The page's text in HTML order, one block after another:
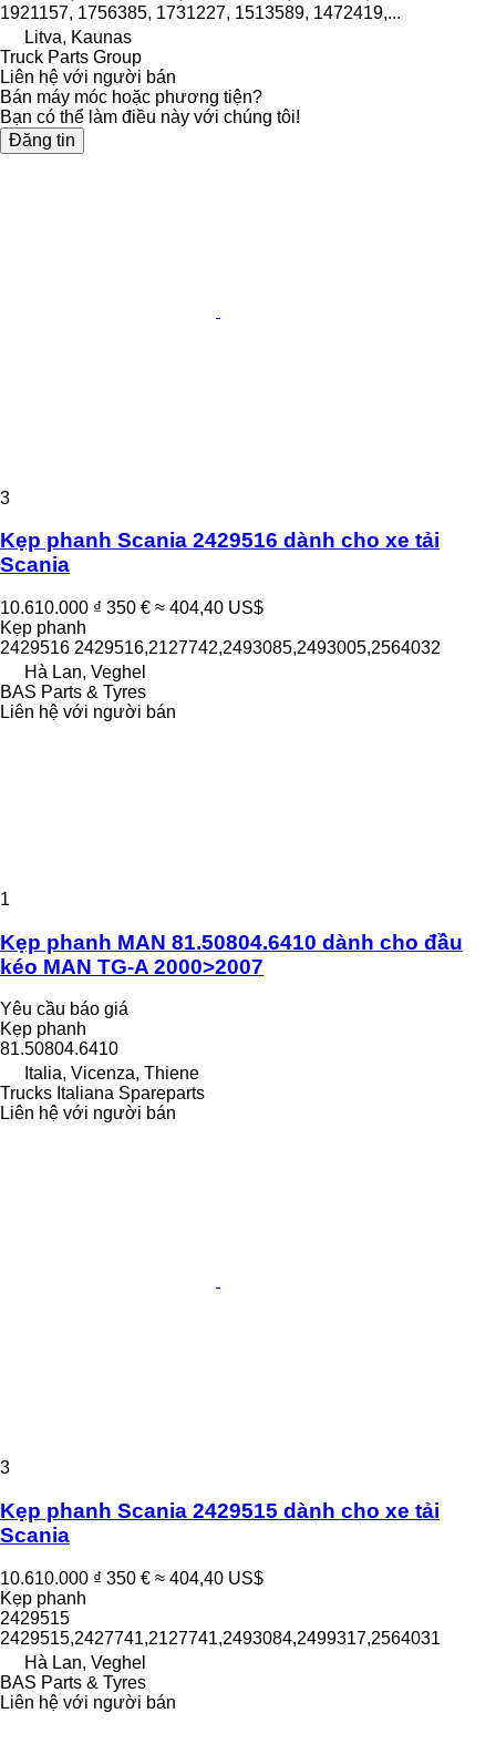
1921157, 1756385, 1731227, 1513589, 1472419,...
Litva, Kaunas
Truck Parts Group
Liên hệ với người bán
Bán máy móc hoặc phương tiện?
Bạn có thể làm điều này với chúng tôi!
Đăng tin
3
Kẹp phanh Scania 2429516 dành cho xe tải
Scania
10.610.000 ₫ 350 € ≈ 404,40 US$
Kẹp phanh
2429516 2429516,2127742,2493085,2493005,2564032
Hà Lan, Veghel
BAS Parts & Tyres
Liên hệ với người bán
1
Kẹp phanh MAN 81.50804.6410 dành cho đầu
kéo MAN TG-A 2000>2007
Yêu cầu báo giá
Kẹp phanh
81.50804.6410
Italia, Vicenza, Thiene
Trucks Italiana Spareparts
Liên hệ với người bán
3
Kẹp phanh Scania 2429515 dành cho xe tải
Scania
10.610.000 ₫ 350 € ≈ 404,40 US$
Kẹp phanh
2429515
2429515,2427741,2127741,2493084,2499317,2564031
Hà Lan, Veghel
BAS Parts & Tyres
Liên hệ với người bán